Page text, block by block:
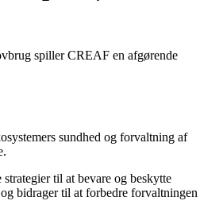
spiller CREAF en afgørende
sundhed og forvaltning af
til at bevare og beskytte
bidrager til at forbedre forvaltningen